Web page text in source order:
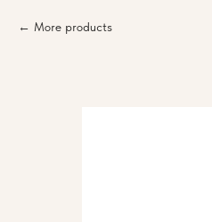
More products